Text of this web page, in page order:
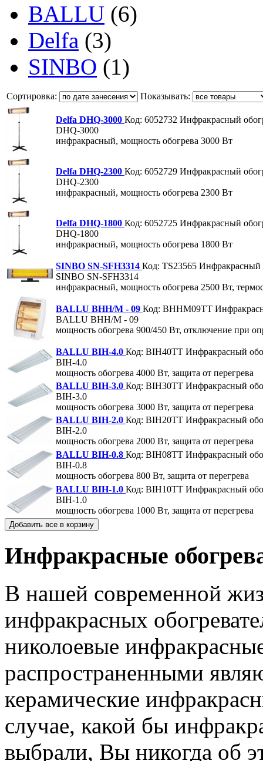
BALLU (6)
Delfa (3)
SINBO (1)
Сортировка: Показывать:
Delfa DHQ-3000 Код: 6052732 Инфракрасный
DHQ-3000
инфракрасный, мощность обогрева 3000 Вт
Delfa DHQ-2300 Код: 6052729 Инфракрасный
DHQ-2300
инфракрасный, мощность обогрева 2300 Вт
Delfa DHQ-1800 Код: 6052725 Инфракрасный
DHQ-1800
инфракрасный, мощность обогрева 1800 Вт
SINBO SN-SFH3314 Код: TS23565 Инфракрасный
SINBO SN-SFH3314
инфракрасный, мощность обогрева 2500 Вт,
BALLU BHH/M - 09 Код: BHHM09TT
BALLU BHH/M - 09
мощность обогрева 900/450 Вт, отключение при
BALLU BIH-4.0 Код: BIH40TT Инфракрасный
BIH-4.0
мощность обогрева 4000 Вт, защита от перегрева
BALLU BIH-3.0 Код: BIH30TT Инфракрасный
BIH-3.0
мощность обогрева 3000 Вт, защита от перегрева
BALLU BIH-2.0 Код: BIH20TT Инфракрасный
BIH-2.0
мощность обогрева 2000 Вт, защита от перегрева
BALLU BIH-0.8 Код: BIH08TT Инфракрасный
BIH-0.8
мощность обогрева 800 Вт, защита от перегрева
BALLU BIH-1.0 Код: BIH10TT Инфракрасный
BIH-1.0
мощность обогрева 1000 Вт, защита от перегрева
Инфракрасные
В нашей современной
инфракрасных
николоевые
распространенными
керамические
случае, какой бы
выбрали, Вы никогда об